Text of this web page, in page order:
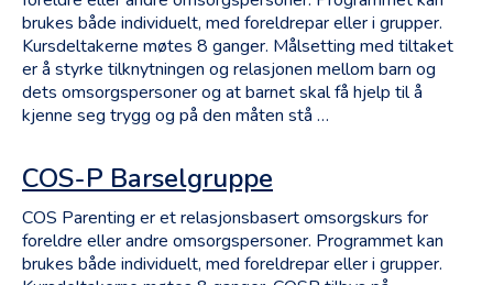
brukes både individuelt, med foreldrepar eller i grupper.
Kursdeltakerne møtes 8 ganger. Målsetting med tiltaket
er å styrke tilknytningen og relasjonen mellom barn og
dets omsorgspersoner og at barnet skal få hjelp til å
kjenne seg trygg og på den måten stå …
COS-P Barselgruppe
COS Parenting er et relasjonsbasert omsorgskurs for
foreldre eller andre omsorgspersoner. Programmet kan
brukes både individuelt, med foreldrepar eller i grupper.
Hjelpetilbud A-Å
Forebyggings nivå
Indikative nivå
Universelle nivå